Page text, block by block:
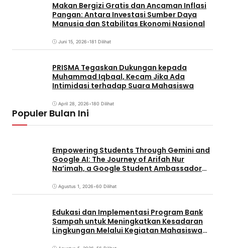
Makan Bergizi Gratis dan Ancaman Inflasi
Pangan: Antara Investasi Sumber Daya
Manusia dan Stabilitas Ekonomi Nasional
Juni 15, 2026•181 Dilihat
PRISMA Tegaskan Dukungan kepada
Muhammad Iqbaal, Kecam Jika Ada
Intimidasi terhadap Suara Mahasiswa
April 28, 2026•180 Dilihat
Populer Bulan Ini
Empowering Students Through Gemini and
Google AI: The Journey of Arifah Nur
Na’imah, a Google Student Ambassador
Pignatelli Triputra
Agustus 1, 2026•60 Dilihat
Edukasi dan Implementasi Program Bank
Sampah untuk Meningkatkan Kesadaran
Lingkungan Melalui Kegiatan Mahasiswa